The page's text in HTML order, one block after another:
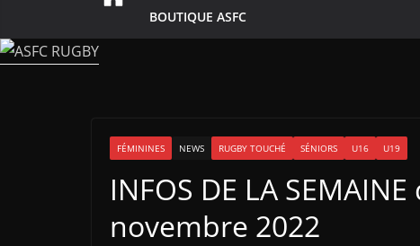
BOUTIQUE ASFC
FÉMININES NEWS RUGBY TOUCHÉ SÉNIORS U16 U19
INFOS DE LA
novembre 2022